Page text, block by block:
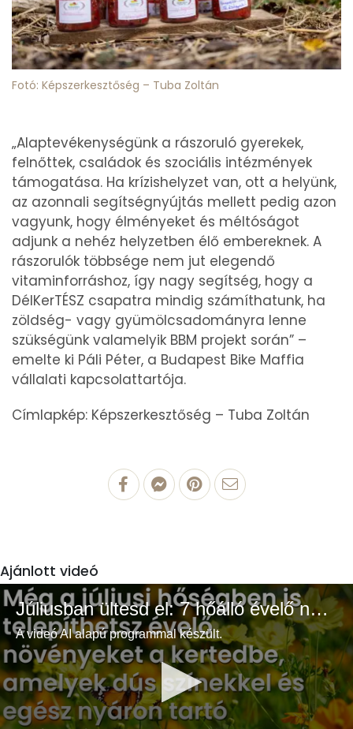
Fotó: Képszerkesztőség – Tuba Zoltán
„Alaptevékenységünk a rászoruló gyerekek,
felnőttek, családok és szociális intézmények
támogatása. Ha krízishelyzet van, ott a helyünk,
az azonnali segítségnyújtás mellett pedig azon
vagyunk, hogy élményeket és méltóságot
adjunk a nehéz helyzetben élő embereknek. A
rászorulók többsége nem jut elegendő
vitaminforráshoz, így nagy segítség, hogy a
DélKerTÉSZ csapatra mindig számíthatunk, ha
zöldség- vagy gyümölcsadományra lenne
szükségünk valamelyik BBM projekt során” –
emelte ki Páli Péter, a Budapest Bike Maffia
vállalati kapcsolattartója.
Címlapkép: Képszerkesztőség – Tuba Zoltán
Ajánlott videó
Júliusban ültesd el: 7 hőálló évelő növény a színes és buja kertért
A videó AI alapú programmal készült.